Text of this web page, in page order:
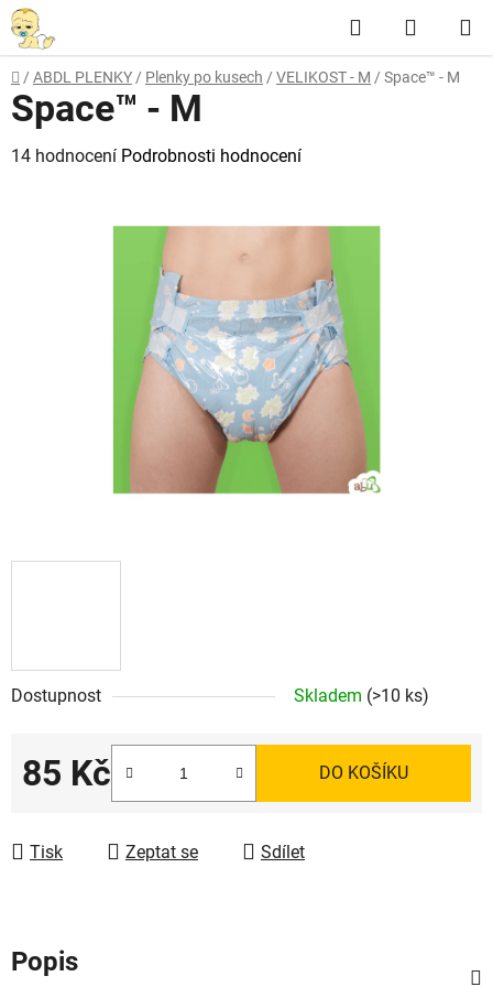
Přejít
na
obsah
Hledat
KOŠÍK
Domů
/ ABDL PLENKY / Plenky po kusech / VELIKOST - M / Space™ - M
Dostupnost Skladem (>10 ks)
85 Kč
Měrná cena:
DO KOŠÍKU
Tisk Zeptat se Sdílet
Space™ - M
Průměrné
14 hodnocení Podrobnosti hodnocení
Popis